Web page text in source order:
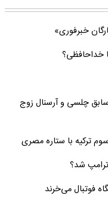
خبرفوری»
خداحافظی؟
سابق چلسی و آرسنال زوج
ترکیه با ستاره مصری
شد؟
فوتبال می‌خرند